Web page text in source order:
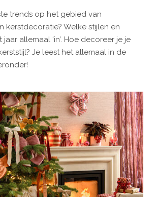
trends op het gebied van
kerstdecoratie? Welke stijlen en
allemaal ‘in’. Hoe decoreer je je
Je leest het allemaal in de